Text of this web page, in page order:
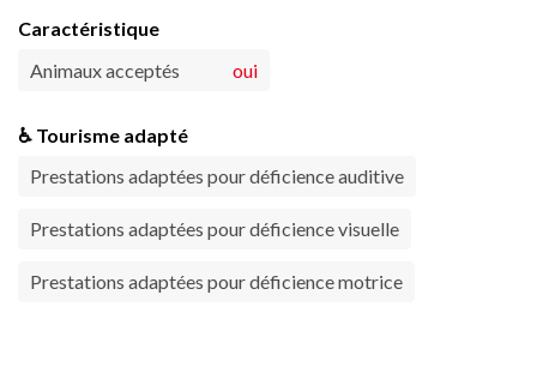
Caractéristique
Animaux acceptés
oui
♿ Tourisme adapté
Prestations adaptées pour déficience auditive
Prestations adaptées pour déficience visuelle
Prestations adaptées pour déficience motrice